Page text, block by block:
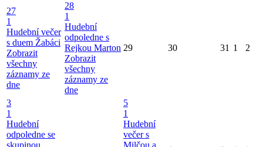
27
1
Hudební večer
s duem Žabáci
Zobrazit
všechny
záznamy ze
dne
28
1
Hudební
odpoledne s
Rejkou Marton
Zobrazit
všechny
záznamy ze
dne
29 30 31 1 2
3
1
Hudební
odpoledne se
skupinou
5
1
Hudební
večer s
Milčou a